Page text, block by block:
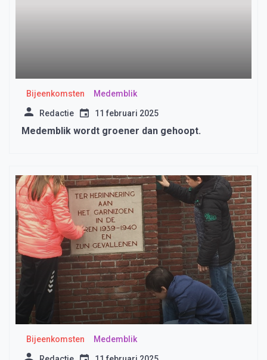
Bijeenkomsten Medemblik
Redactie 11 februari 2025
Medemblik wordt groener dan gehoopt.
Bijeenkomsten Medemblik